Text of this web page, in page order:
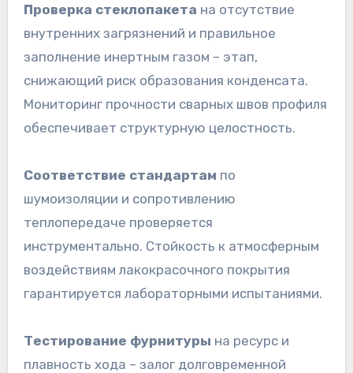
Проверка стеклопакета на отсутствие
внутренних загрязнений и правильное
заполнение инертным газом – этап,
снижающий риск образования конденсата.
Мониторинг прочности сварных швов профиля
обеспечивает структурную целостность.
Соответствие стандартам по
шумоизоляции и сопротивлению
теплопередаче проверяется
инструментально. Стойкость к атмосферным
воздействиям лакокрасочного покрытия
гарантируется лабораторными испытаниями.
Тестирование фурнитуры на ресурс и
плавность хода – залог долговременной